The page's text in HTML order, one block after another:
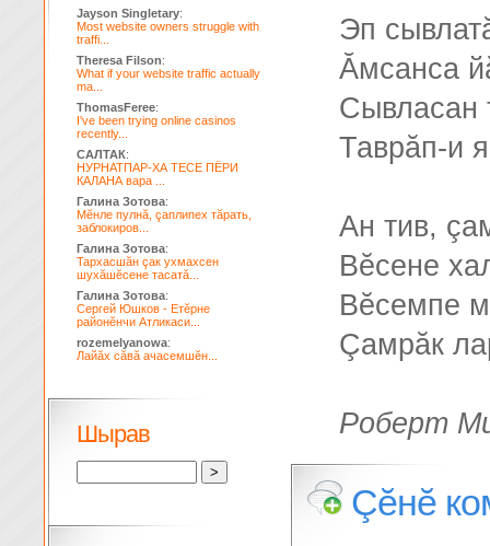
Эп
Ăмсанса
Сывласан
Таврăп-и
Ан тив,
Вĕсене
Вĕсемпе
Çамрăк
Роберт
Çĕнĕ
Jayson Singletary:
Most website owners struggle with
traffi...
Theresa Filson:
What if your website traffic actually
ma...
ThomasFeree:
I've been trying online casinos
recently...
САЛТАК:
НУРНАТПАР-ХА ТЕСЕ ПЁРИ
КАЛАНА вара ...
Галина Зотова:
Мĕнле пулнă, çаплипех тăрать,
заблокиров...
Галина Зотова:
Тархасшăн çак ухмахсен
шухăшĕсене тасатă...
Галина Зотова:
Сергей Юшков - Етĕрне
районĕнчи Атликаси...
rozemelyanowa:
Лайăх сăвă ачасемшĕн...
Шырав